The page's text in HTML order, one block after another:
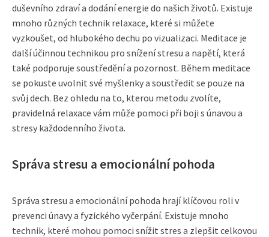
duševního zdraví a dodání energie do našich životů. Existuje
mnoho různých technik relaxace, které si můžete
vyzkoušet, od hlubokého dechu po vizualizaci. Meditace je
další účinnou technikou pro snížení stresu a napětí, která
také podporuje soustředění a pozornost. Během meditace
se pokuste uvolnit své myšlenky a soustředit se pouze na
svůj dech. Bez ohledu na to, kterou metodu zvolíte,
pravidelná relaxace vám může pomoci při boji s únavou a
stresy každodenního života.
Správa stresu a emocionální pohoda
Správa stresu a emocionální pohoda hrají klíčovou roli v
prevenci únavy a fyzického vyčerpání. Existuje mnoho
technik, které mohou pomoci snížit stres a zlepšit celkovou